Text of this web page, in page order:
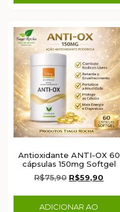
Antioxidante ANTI-OX 60
cápsulas 150mg Softgel
R$75,90 R$59,90
ADICIONAR AO